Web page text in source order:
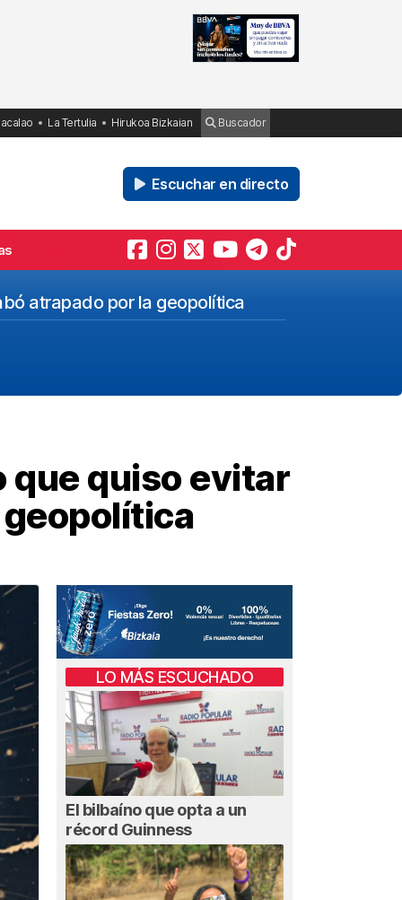
La Tertulia Hirukoa Bizkaian Buscador
Escuchar en directo
atrapado por la geopolítica
que quiso evitar
LO MÁS ESCUCHADO
El bilbaíno que opta a un
récord Guinness